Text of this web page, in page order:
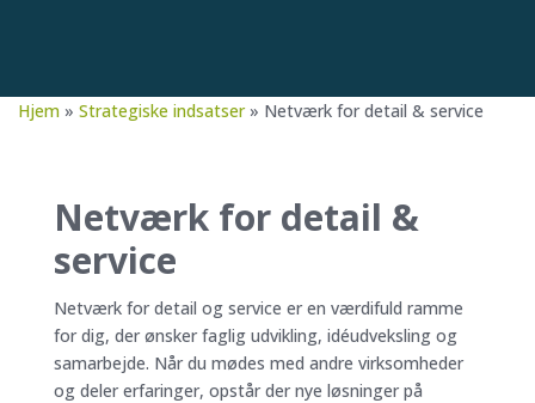
Hjem » Strategiske indsatser» Netværk for detail & service
Netværk for detail &
service
Netværk for detail og service er en værdifuld ramme
for dig, der ønsker faglig udvikling, idéudveksling og
samarbejde. Når du mødes med andre virksomheder
og deler erfaringer, opstår der nye løsninger på